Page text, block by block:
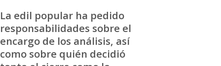
La edil popular ha pedido
responsabilidades sobre el
encargo de los análisis, así
como sobre quién decidió